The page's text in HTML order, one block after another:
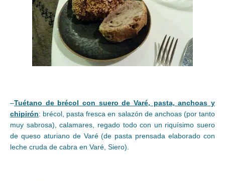
–Tuétano de brécol con suero de Varé, pasta, anchoas y
chipirón: brécol, pasta fresca en salazón de anchoas (por tanto
muy sabrosa), calamares, regado todo con un riquísimo suero
de queso aturiano de Varé (de pasta prensada elaborado con
leche cruda de cabra en Varé, Siero).